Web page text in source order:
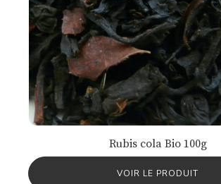
Rubis cola Bio 100g
VOIR LE PRODUIT